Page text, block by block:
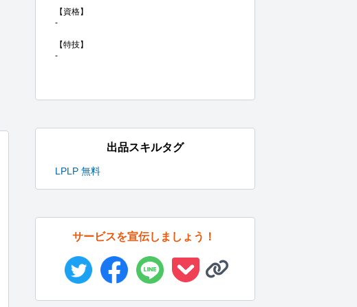
【資格】
-
【特技】
-
出品スキルタグ
LPLP 無料
サービスを宣伝しましょう！